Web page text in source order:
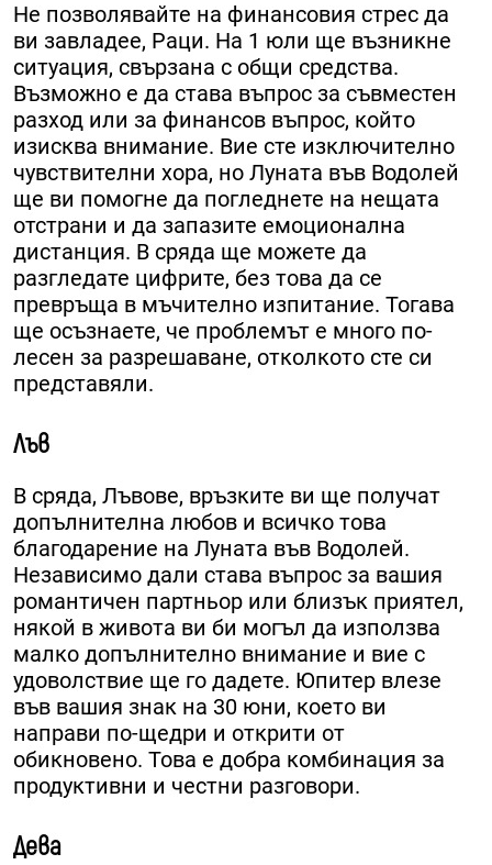
Не позволявайте на финансовия стрес да
ви завладее, Раци. На 1 юли ще възникне
ситуация, свързана с общи средства.
Възможно е да става въпрос за съвместен
разход или за финансов въпрос, който
изисква внимание. Вие сте изключително
чувствителни хора, но Луната във Водолей
ще ви помогне да погледнете на нещата
отстрани и да запазите емоционална
дистанция. В сряда ще можете да
разгледате цифрите, без това да се
превръща в мъчително изпитание. Тогава
ще осъзнаете, че проблемът е много по-
лесен за разрешаване, отколкото сте си
представяли.
Лъв
В сряда, Лъвове, връзките ви ще получат
допълнителна любов и всичко това
благодарение на Луната във Водолей.
Независимо дали става въпрос за вашия
романтичен партньор или близък приятел,
някой в ​​живота ви би могъл да използва
малко допълнително внимание и вие с
удоволствие ще го дадете. Юпитер влезе
във вашия знак на 30 юни, което ви
направи по-щедри и открити от
обикновено. Това е добра комбинация за
продуктивни и честни разговори.
Дева